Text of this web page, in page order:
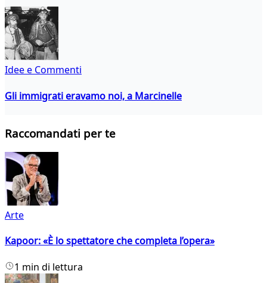
Idee e Commenti
Gli immigrati eravamo noi, a Marcinelle
Raccomandati per te
Arte
Kapoor: «È lo spettatore che completa l’opera»
1 min di lettura